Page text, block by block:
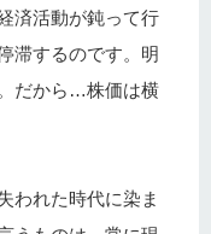
済活動が鈍って行
滞するのです。明
だから…株価は横
われた時代に染ま